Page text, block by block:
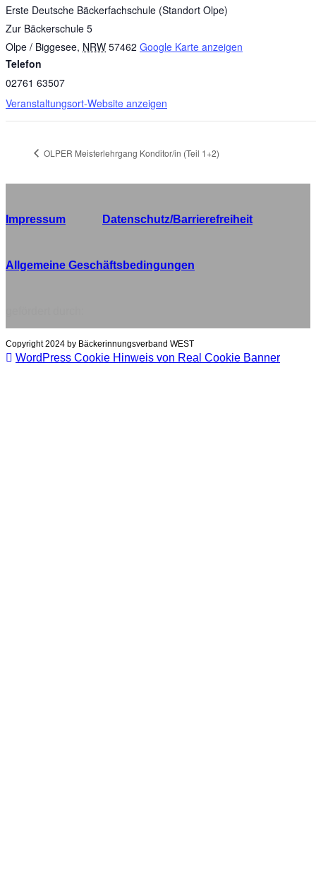
Erste Deutsche Bäckerfachschule (Standort Olpe)
Zur Bäckerschule 5
Olpe / Biggesee, NRW 57462 Google Karte anzeigen
Telefon
02761 63507
Veranstaltungsort-Website anzeigen
OLPER Meisterlehrgang Konditor/in (Teil 1+2)
Impressum Datenschutz/Barrierefreiheit
Allgemeine Geschäftsbedingungen
Copyright 2024 by Bäckerinnungsverband WEST
WordPress Cookie Hinweis von Real Cookie Banner